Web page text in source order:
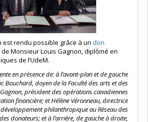
est rendu possible grâce à un don
Monsieur Louis Gagnon, diplômé en
de l’UdeM.
en présence de: à l’avant-plan et de gauche
Bouchard, doyen de la Faculté des arts et des
président des opérations canadiennes
financière; et Hélène Véronneau, directrice
philanthropique au Réseau des
donateurs; et à l’arrière, de gauche à droite,